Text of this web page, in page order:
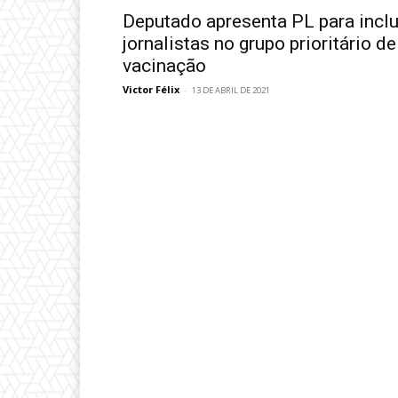
Deputado apresenta PL para
jornalistas no grupo prioritário de
vacinação
Victor Félix - 13 DE ABRIL DE 2021